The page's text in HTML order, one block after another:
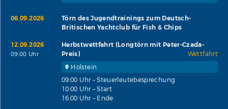
06.09.2026
Törn des Jugendtrainings zum Deutsch-
Britischen Yachtclub für Fish & Chips
12.09.2026
09:00 Uhr
Herbstwettfahrt (Longtörn mit Peter-Czada-
Preis)
Wettfahrt
Holstein
09:00 Uhr – Steuerleutebesprechung
10:00 Uhr – Start
16:00 Uhr – Ende